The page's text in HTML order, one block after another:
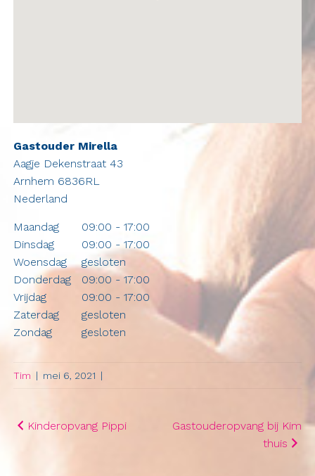
Gastouder Mirella
Aagje Dekenstraat 43
Arnhem 6836RL
Nederland
Maandag
09:00 - 17:00
Dinsdag
09:00 - 17:00
Woensdag
gesloten
Donderdag
09:00 - 17:00
Vrijdag
09:00 - 17:00
Zaterdag
gesloten
Zondag
gesloten
Tim | mei 6, 2021 |
Bericht
Kinderopvang Pippi
Gastouderopvang bij Kim
thuis